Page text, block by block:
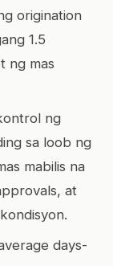
origination
1.5
ng mas
ng
sa loob ng
mabilis na
at
days-